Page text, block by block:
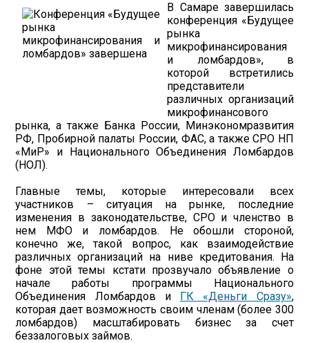
В Самаре завершилась
конференция «Будущее
рынка
микрофинансирования
и ломбардов», в
которой встретились
представители
различных организаций
микрофинансового
рынка, а также Банка России, Минэкономразвития
РФ, Пробирной палаты России, ФАС, а также СРО НП
«МиР» и Национального Объединения Ломбардов
(НОЛ).
Главные темы, которые интересовали всех
участников – ситуация на рынке, последние
изменения в законодательстве, СРО и членство в
нем МФО и ломбардов. Не обошли стороной,
конечно же, такой вопрос, как взаимодействие
различных организаций на ниве кредитования. На
фоне этой темы кстати прозвучало объявление о
начале работы программы Национального
Объединения Ломбардов и ГК «Деньги Сразу»,
которая дает возможность своим членам (более 300
ломбардов) масштабировать бизнес за счет
беззалоговых займов.